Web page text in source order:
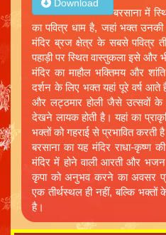
Download
बरसाना में
का पवित्र धाम है, जहां भक्त
मंदिर ब्रज क्षेत्र के सबसे पवित्र
पहाड़ी पर स्थित वास्तुकला इसे और भी
मंदिर का माहौल भक्तिमय और
दर्शन के लिए भक्त यहां पूरे वर्ष
और लट्ठमार होली जैसे उत्सवों के
देखने लायक होती है। यहां का
भक्तों को गहराई से प्रभावित करती
बरसाना का यह मंदिर राधा-कृष्ण
मंदिर में होने वाली आरती और भजन
कृपा को अनुभव करने का अवसर
एक तीर्थस्थल ही नहीं, बल्कि
है।